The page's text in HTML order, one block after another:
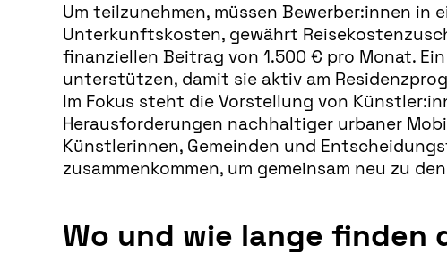
Um teilzunehmen, müssen Bewerber:innen in
Unterkunftskosten, gewährt
finanziellen Beitrag von 1.500 € pro Monat.
unterstützen, damit sie aktiv am
Im Fokus steht die Vorstellung von
Herausforderungen nachhaltiger urbaner
Künstlerinnen, Gemeinden und
zusammenkommen, um gemeinsam neu zu
Wo und wie lange finden